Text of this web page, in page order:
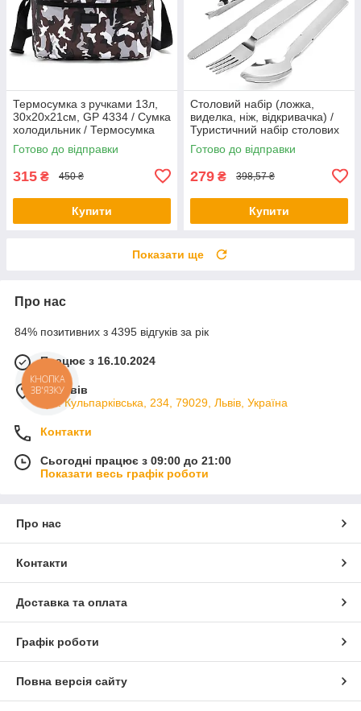
Термосумка з ручками 13л,
30х20х21см, GP 4334 / Сумка
холодильник / Термосумка
для їжі та напоїв
Готово до відправки
315 ₴ 450 ₴
Купити
Столовий набір (ложка,
виделка, ніж, відкривачка) /
Туристичний набір столових
приборів
Готово до відправки
279 ₴ 398,57 ₴
Купити
Показати ще
Про нас
84% позитивних з 4395 відгуків за рік
Працює з 16.10.2024
м. Львів
вул. Кульпарківська, 234, 79029, Львів, Україна
Контакти
Сьогодні працює з 09:00 до 21:00
Показати весь графік роботи
Про нас
Контакти
Доставка та оплата
Графік роботи
Повна версія сайту
КНОПКА
ЗВ'ЯЗКУ